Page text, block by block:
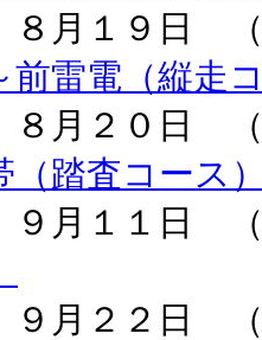
月１９日 （
前雷電（縦走
月２０日 （
（踏査コース
月１１日 （
月２２日 （